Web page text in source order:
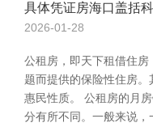
具体凭证房海口盖括
2026-01-28
公租房，即天下租借住
题而提供的保险性住房
惠民性质。 公租房的月
分有所不同。一般来说